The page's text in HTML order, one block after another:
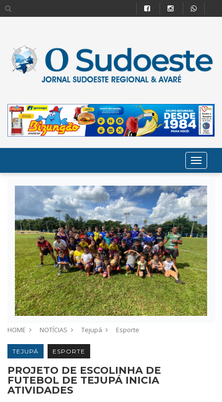
HOME NOTÍCIAS Tejupá Esporte
TEJUPÁ ESPORTE
PROJETO DE ESCOLINHA DE
FUTEBOL DE TEJUPÁ INICIA
ATIVIDADES